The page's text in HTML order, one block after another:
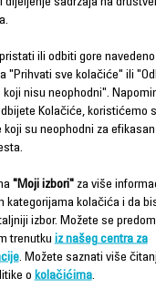
svakodnevno
Hard
Vacuuming &
Active
200
Dodatni filter
pjena protiv
Dodatni
ili odbiti gore navedeno
"Prihvati sve kolačiće" ili
koji nisu neophodni".
Kolačiće, koristićemo
koji su neophodni za efikasan
"Moji izbori"za više
kategorijama kolačića i da
izbor. Možete se
trenutku iz našeg centra za
. Možete saznati više
o kolačićima.